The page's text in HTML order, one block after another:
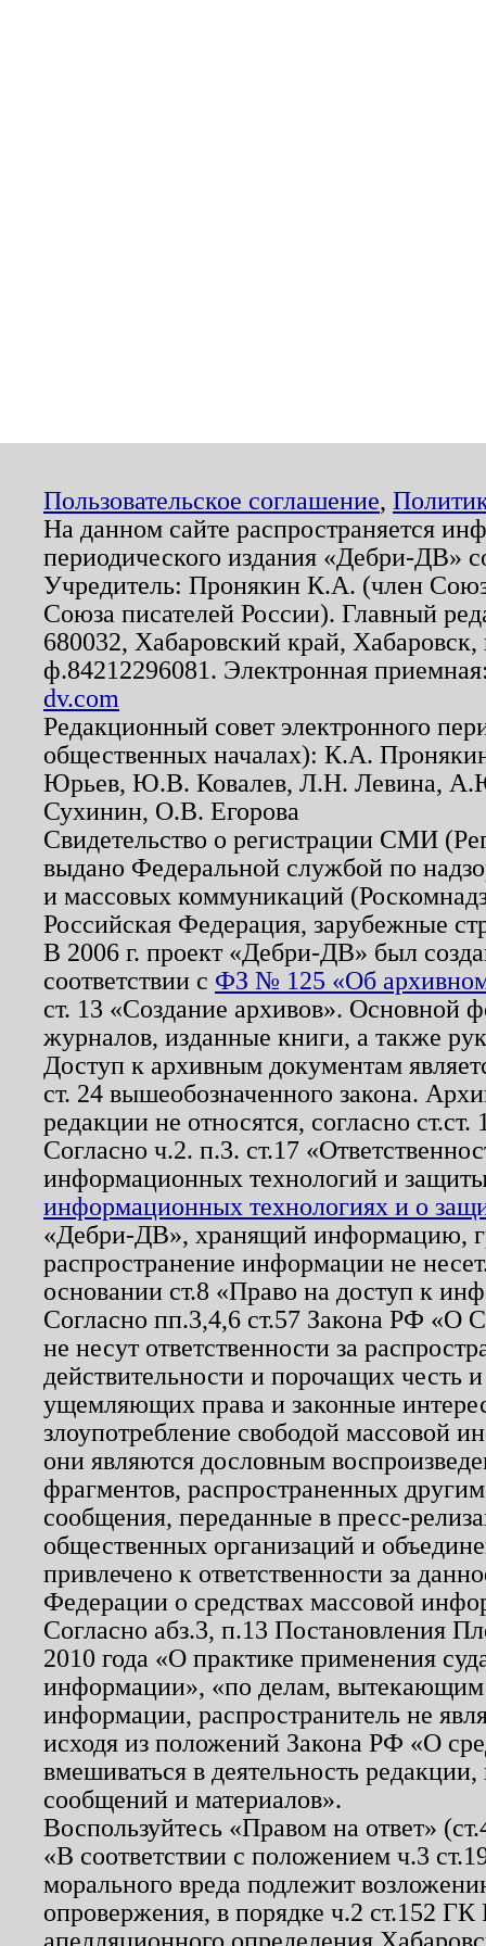
Пользовательское соглашение,
На данном сайте распространяется
периодического издания «Дебри-ДВ»
Учредитель: Пронякин К.А. (член
Союза писателей России). Главный
680032, Хабаровский край,
ф.84212296081. Электронная
dv.com
Редакционный совет электронного
общественных началах): К.А.
Юрьев, Ю.В. Ковалев, Л.Н. Левина,
Сухинин, О.В. Егорова
Свидетельство о регистрации СМИ
выдано Федеральной службой по
и массовых коммуникаций
Российская Федерация, зарубежные
В 2006 г. проект «Дебри-ДВ» был
соответствии с ФЗ № 125 «Об
ст. 13 «Создание архивов». Основной
журналов, изданные книги, а также
Доступ к архивным документам
ст. 24 вышеобозначенного закона.
редакции не относятся, согласно
Согласно ч.2. п.3. ст.17
информационных технологий и
информационных технологиях и о
«Дебри-ДВ», хранящий информацию,
распространение информации не
основании ст.8 «Право на доступ к
Согласно пп.3,4,6 ст.57 Закона РФ «О
не несут ответственности за
действительности и порочащих честь
ущемляющих права и законные
злоупотребление свободой массовой
они являются дословным
фрагментов, распространенных
сообщения, переданные в пресс-
общественных организаций и
привлечено к ответственности за
Федерации о средствах массовой
Согласно абз.3, п.13 Постановления
2010 года «О практике применения
информации», «по делам, вытекающим
информации, распространитель не
исходя из положений Закона РФ «О
вмешиваться в деятельность
сообщений и материалов».
Воспользуйтесь «Правом на ответ»
«В соответствии с положением ч.3
морального вреда подлежит
опровержения, в порядке ч.2 ст.152
апелляционного определения